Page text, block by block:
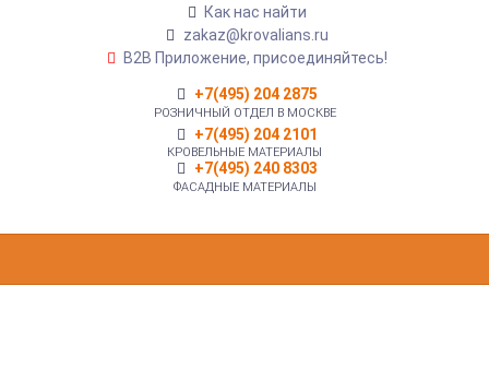
Как нас найти
zakaz@krovalians.ru
B2B Приложение, присоединяйтесь!
+7(495) 204 2875
РОЗНИЧНЫЙ ОТДЕЛ В МОСКВЕ
+7(495) 204 2101
КРОВЕЛЬНЫЕ МАТЕРИАЛЫ
+7(495) 240 8303
ФАСАДНЫЕ МАТЕРИАЛЫ